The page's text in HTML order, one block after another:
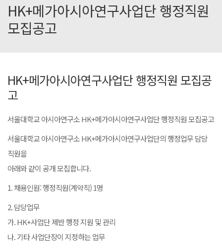
HK+메가아시아연구사업단 행정직원
모집공고
HK+메가아시아연구사업단 행정직원 모집공
고
서울대학교 아시아연구소 HK+메가아시아연구사업단 행정직원 모집공고
서울대학교 아시아연구소 HK+메가아시아연구사업단의 행정업무 담당
직원을
아래와 같이 공개 모집합니다.
1. 채용인원: 행정직원(계약직) 1명
2. 담당업무
가. HK+사업단 제반 행정 지원 및 관리
나. 기타 사업단장이 지정하는 업무